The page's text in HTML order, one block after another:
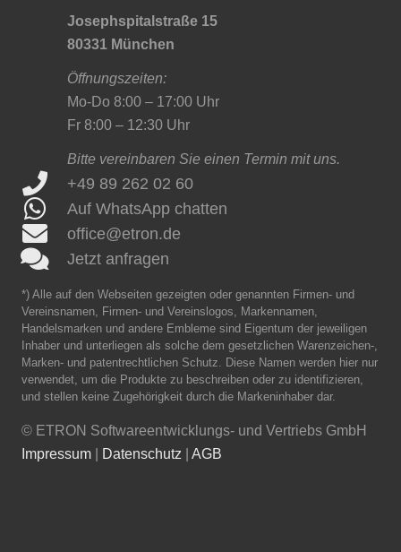
Josephspitalstraße 15
80331 München
Öffnungszeiten:
Mo-Do 8:00 – 17:00 Uhr
Fr 8:00 – 12:30 Uhr
Bitte vereinbaren Sie einen Termin mit uns.
+49 89 262 02 60
Auf WhatsApp chatten
office@etron.de
Jetzt anfragen
*) Alle auf den Webseiten gezeigten oder genannten Firmen- und
Vereinsnamen, Firmen- und Vereinslogos, Markennamen,
Handelsmarken und andere Embleme sind Eigentum der jeweiligen
Inhaber und unterliegen als solche dem gesetzlichen Warenzeichen-,
Marken- und patentrechtlichen Schutz. Diese Namen werden hier nur
verwendet, um die Produkte zu beschreiben oder zu identifizieren,
und stellen keine Zugehörigkeit durch die Markeninhaber dar.
© ETRON Softwareentwicklungs- und Vertriebs GmbH
Impressum
Datenschutz AGB